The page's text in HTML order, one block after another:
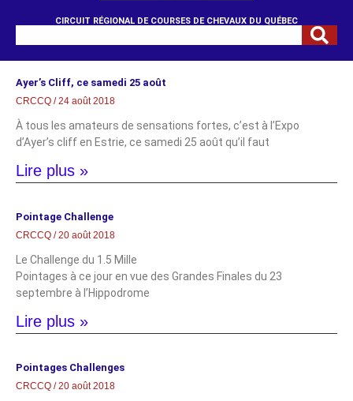
CIRCUIT RÉGIONAL DE COURSES DE CHEVAUX DU QUÉBEC
Ayer’s Cliff, ce samedi 25 août
CRCCQ 24 août 2018
À tous les amateurs de sensations fortes, c’est à l’Expo
d’Ayer’s cliff en Estrie, ce samedi 25 août qu’il faut
Lire plus »
Pointage Challenge
CRCCQ 20 août 2018
Le Challenge du 1.5 Mille
Pointages à ce jour en vue des Grandes Finales du 23
septembre à l’Hippodrome
Lire plus »
Pointages Challenges
CRCCQ 20 août 2018